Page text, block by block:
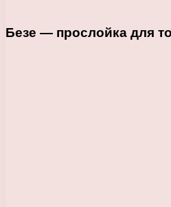
Безе — прослойка для